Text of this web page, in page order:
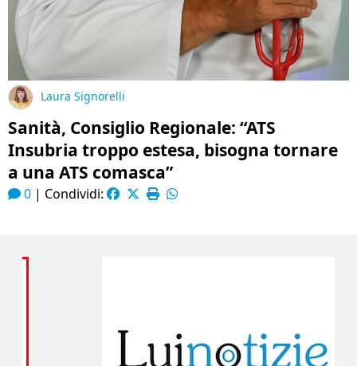
Laura Signorelli
Sanità, Consiglio Regionale: “ATS
Insubria troppo estesa, bisogna tornare
a una ATS comasca”
0 | Condividi: